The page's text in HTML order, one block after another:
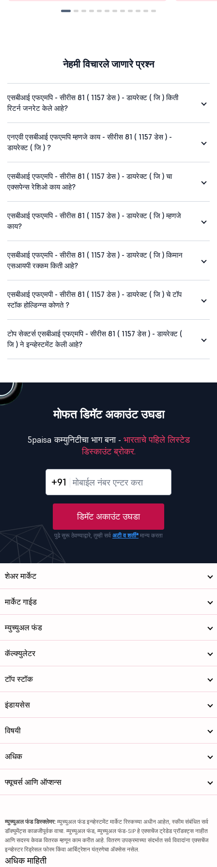
नेहमी विचारले जाणारे प्रश्न
एसबीआई एफएमपि - सीरीस 81 ( 1157 डेस ) - डायरेक्ट ( जि ) किती
रिटर्न जनरेट केले आहे?
एनएवी एसबीआई एफएमपि म्हणजे काय - सीरीस 81 ( 1157 डेस ) -
डायरेक्ट ( जि ) ?
एसबीआई एफएमपि - सीरीस 81 ( 1157 डेस ) - डायरेक्ट ( जि ) चा
एक्सपेन्स रेशिओ काय आहे?
एसबीआई एफएमपि - सीरीस 81 ( 1157 डेस ) - डायरेक्ट ( जि ) म्हणजे
काय?
एसबीआई एफएमपि - सीरीस 81 ( 1157 डेस ) - डायरेक्ट ( जि ) किमान
एसआयपी रक्कम किती आहे?
एसबीआई एफएमपी - सीरीस 81 ( 1157 डेस ) - डायरेक्ट ( जि ) चे टॉप
स्टॉक होल्डिन्ग्स कोणते ?
टोप सेक्टर्स एसबीआई एफएमपि - सीरीस 81 ( 1157 डेस ) - डायरेक्ट (
जि ) ने इन्व्हेस्टमेंट केली आहे?
मोफत डिमॅट अकाउंट उघडा
5paisa कम्युनिटीचा भाग बना - भारताचे पहिले लिस्टेड
डिस्काउंट ब्रोकर.
+91
डिमॅट अकाउंट उघडा
पुढे सुरू ठेवण्याद्वारे, तुम्ही सर्व अटी व शर्ती*मान्य करता
शेअर मार्केट
मार्केट गाईड
म्युच्युअल फंड
कॅल्क्युलेटर
टॉप स्टॉक
इंडायसेस
विषयी
अधिक
फ्यूचर्स आणि ऑप्शन्स
म्युच्युअल फंड डिस्क्लेमर: म्युच्युअल फंड इन्व्हेस्टमेंट मार्केट रिस्कच्या अधीन आहेत, स्कीम संबंधित सर्व
डॉक्युमेंट्स काळजीपूर्वक वाचा. म्युच्युअल फंड, म्युच्युअल फंड-SIP हे एक्सचेंज ट्रेडेड प्रॉडक्ट्स नाहीत
आणि सदस्य केवळ वितरक म्हणून काम करीत आहे. वितरण उपक्रमाच्या संदर्भात सर्व विवादांना एक्सचेंज
इन्व्हेस्टर रिड्रेसल फोरम किंवा आर्बिट्रेशन यंत्रणेचा ॲक्सेस नसेल.
अधिक माहिती